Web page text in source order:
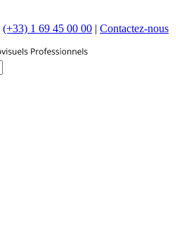
(+33) 1 69 45 00 00 | Contactez-nous